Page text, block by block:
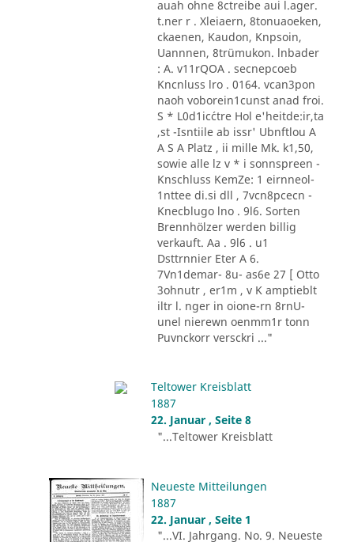
auah ohne 8ctreibe aui l.ager.
t.ner r . Xleiaern, 8tonuaoeken,
ckaenen, Kaudon, Knpsoin,
Uannnen, 8trümukon. lnbader
: A. v11rQOA . secnepcoeb
Kncnluss lro . 0164. vcan3pon
naoh voborein1cunst anad froi.
S * L0d1ic´ctre Hol e'heitde:ir,ta
,st -Isntiile ab issr' Ubnftlou A
A S A Platz , ii mille Mk. k1,50,
sowie alle lz v * i sonnspreen -
Knschluss KemZe: 1 eirnneol-
1nttee di.si dll , 7vcn8pcecn -
Knecblugo lno . 9l6. Sorten
Brennhölzer werden billig
verkauft. Aa . 9l6 . u1
Dsttrnnier Eter A 6.
7Vn1demar- 8u- as6e 27 [ Otto
3ohnutr , er1m , v K amptieblt
iltr l. nger in oione-rn 8rnU-
unel nierewn oenmm1r tonn
Puvnckorr versckri ..."
Teltower Kreisblatt
1887
22. Januar , Seite 8
"...Teltower Kreisblatt
Neueste Mitteilungen
1887
22. Januar , Seite 1
"...VI. Jahrgang. No. 9. Neueste